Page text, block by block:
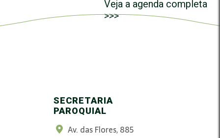
Veja a agenda completa
>>>
SECRETARIA
PAROQUIAL
Av. das Flores, 885